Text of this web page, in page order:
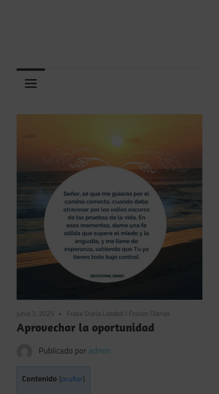
junio 3, 2025 Frase Diaria Loaded / Frases Diarias
Aprovechar la oportunidad
Publicado por admin
Contenido [ocultar]